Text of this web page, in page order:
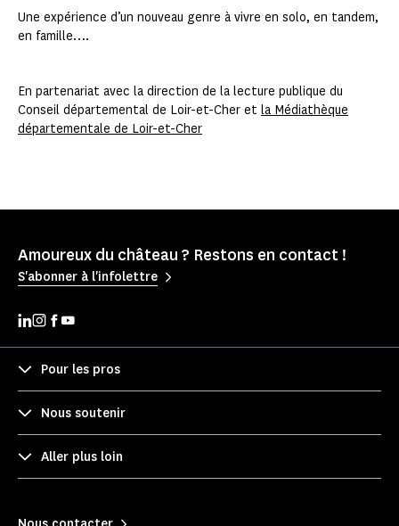
Une expérience d’un nouveau genre à vivre en solo, en tandem,
en famille….
En partenariat avec la direction de la lecture publique du
Conseil départemental de Loir-et-Cher et la Médiathèque
départementale de Loir-et-Cher
Amoureux du château ? Restons en contact !
S'abonner à l'infolettre
Pour les pros
Nous soutenir
Aller plus loin